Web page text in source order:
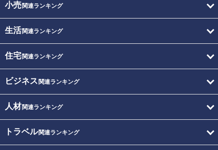
小売関連ランキング
生活関連ランキング
住宅関連ランキング
ビジネス 関連ランキング
人材関連ランキング
トラベル関連ランキング